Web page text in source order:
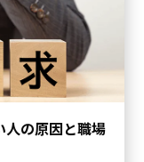
人の原因と職場